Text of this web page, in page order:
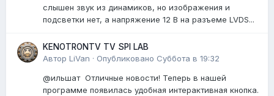
слышен звук из динамиков, но изображения и
подсветки нет, а напряжение 12 В на разъеме LVDS...
KENOTRONTV TV SPI LAB
Автор LiVan · Опубликовано Суббота в 19:32
@ильшат Отличные новости! Теперь в нашей
программе появилась удобная интерактивная кнопка.